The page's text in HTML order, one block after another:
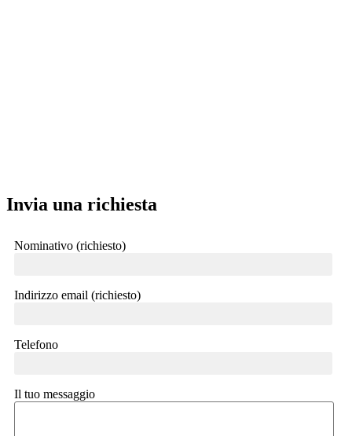
Invia una richiesta
Nominativo (richiesto)
Indirizzo email (richiesto)
Telefono
Il tuo messaggio